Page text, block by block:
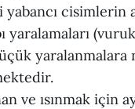
cisimlerin
yaralamaları
yaralanmalara
ve ısınmak için